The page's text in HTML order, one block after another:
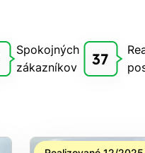
Spokojných
zákazníkov
37